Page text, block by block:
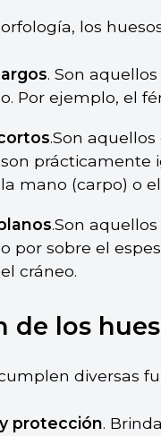
los
. Son
Por ejemplo, el
.Son
prácticamente
mano (carpo) o
.Son
por sobre el
cráneo.
de los
diversas
protección.